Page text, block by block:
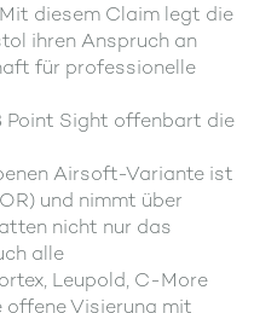
Mit diesem Claim legt die
ihren Anspruch an
für professionelle
Point Sight offenbart die
Airsoft-Variante ist
und nimmt über
nicht nur das
alle
Leupold, C-More
offene Visierung mit